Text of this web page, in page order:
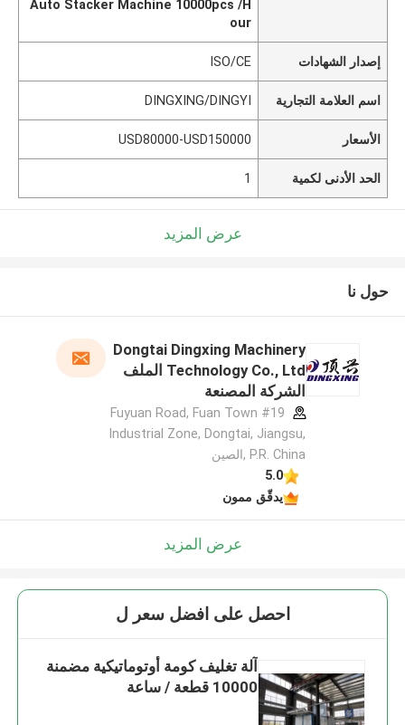
Auto Stacker Machine 10000pcs /H
our
إصدار الشهادات ISO/CE
اسم العلامة التجارية DINGXING/DINGYI
الأسعار USD80000-USD150000
الحد الأدنى لكمية 1
عرض المزيد
حول نا
Dongtai Dingxing Machinery
Technology Co., Ltd الملف
الشركة المصنعة
#19 Fuyuan Road, Fuan Town
Industrial Zone, Dongtai, Jiangsu,
P.R. China ,الصين
5.0
يدقّق ممون
عرض المزيد
احصل على افضل سعر ل
آلة تغليف كومة أوتوماتيكية مضمنة
10000 قطعة / ساعة